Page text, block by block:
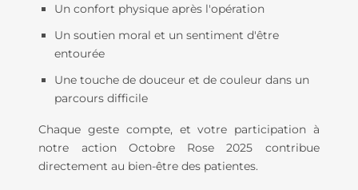
Un confort physique après l'opération
Un soutien moral et un sentiment d'être
entourée
Une touche de douceur et de couleur dans un
parcours difficile
Chaque geste compte, et votre participation à
notre action Octobre Rose 2025 contribue
directement au bien-être des patientes.